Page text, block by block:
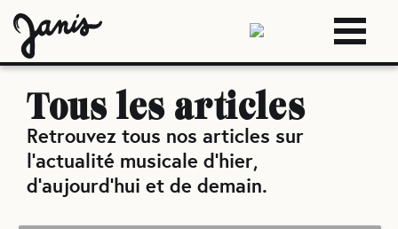
Tous les articles
Retrouvez tous nos articles sur
l'actualité musicale d'hier,
d'aujourd'hui et de demain.